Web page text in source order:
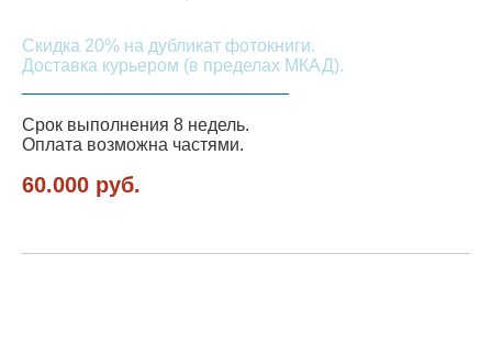
​Скидка 20% на дубликат фотокниги.
Доставка курьером (в пределах МКАД).
Срок выполнения 8 недель.
Оплата возможна частями.
60.000 руб.